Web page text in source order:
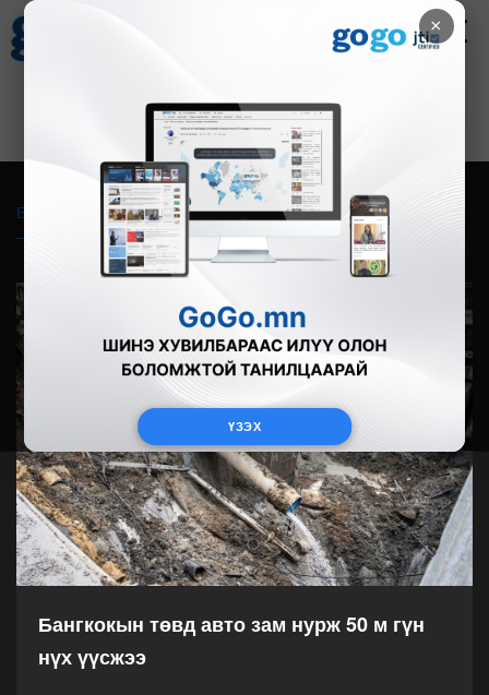
×
ҮЗЭХ
Зурхай
8.07
Бүгд Фото Видео Зурган өгүүлэмж
Бангкокын төвд авто зам нурж 50 м гүн
нүх үүсжээ